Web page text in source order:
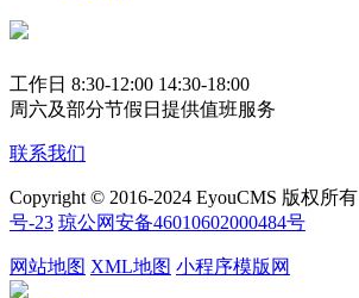
工作日 8:30-12:00 14:30-18:00
周六及部分节假日提供值班服务
联系我们
Copyright © 2016-2024 EyouCMS 版权所有
号-23 琼公网安备46010602000484号
网站地图 XML地图 小程序模版网